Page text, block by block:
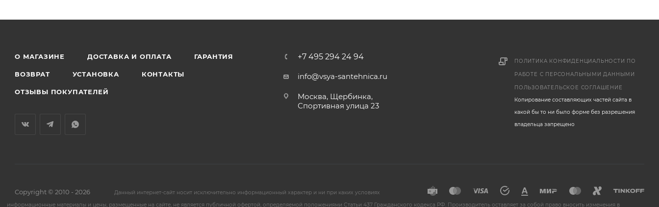
О МАГАЗИНЕ ДОСТАВКА И ОПЛАТА ГАРАНТИЯ
ВОЗВРАТ УСТАНОВКА КОНТАКТЫ
ОТЗЫВЫ ПОКУПАТЕЛЕЙ
+7 495 294 24 94
info@vsya-santehnica.ru
Москва, Щербинка,
Спортивная улица 23
ПОЛИТИКА КОНФИДЕНЦИАЛЬНОСТИ ПО
РАБОТЕ С ПЕРСОНАЛЬНЫМИ ДАННЫМИ
ПОЛЬЗОВАТЕЛЬСКОЕ СОГЛАШЕНИЕ
Копирование составляющих частей сайта в
какой бы то ни было форме без разрешения
владельца запрещено
Copyright © 2010 - 2026
Данный интернет-сайт носит исключительно информационный характер и ни при каких условиях
информационные материалы и цены, размещенные на сайте, не является публичной офертой, определяемой положениями Статьи 437 Гражданского кодекса РФ. Производитель оставляет за собой право вносить изменения в